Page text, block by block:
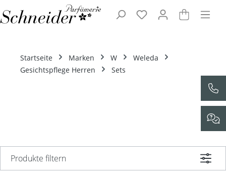
Zum Hauptinhalt springen
Startseite Marken W
Weleda
Gesichtspflege Herren
Sets
Produkte filtern